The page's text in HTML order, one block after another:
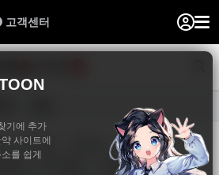
기에 추가
사이트에
를 쉽게
고객센터
#드라마
#재회물
정남
#엉뚱발랄녀